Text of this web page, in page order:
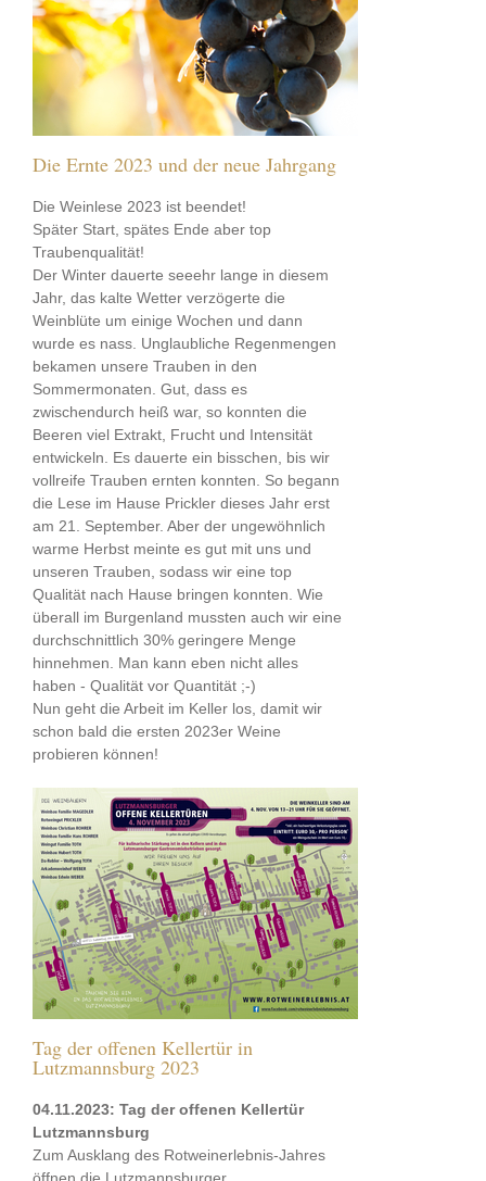
Die Ernte 2023 und der neue Jahrgang
Die Weinlese 2023 ist beendet!
Später Start, spätes Ende aber top
Traubenqualität!
Der Winter dauerte seeehr lange in diesem
Jahr, das kalte Wetter verzögerte die
Weinblüte um einige Wochen und dann
wurde es nass. Unglaubliche Regenmengen
bekamen unsere Trauben in den
Sommermonaten. Gut, dass es
zwischendurch heiß war, so konnten die
Beeren viel Extrakt, Frucht und Intensität
entwickeln. Es dauerte ein bisschen, bis wir
vollreife Trauben ernten konnten. So begann
die Lese im Hause Prickler dieses Jahr erst
am 21. September. Aber der ungewöhnlich
warme Herbst meinte es gut mit uns und
unseren Trauben, sodass wir eine top
Qualität nach Hause bringen konnten. Wie
überall im Burgenland mussten auch wir eine
durchschnittlich 30% geringere Menge
hinnehmen. Man kann eben nicht alles
haben - Qualität vor Quantität ;-)
Nun geht die Arbeit im Keller los, damit wir
schon bald die ersten 2023er Weine
probieren können!
Tag der offenen Kellertür in
Lutzmannsburg 2023
04.11.2023: Tag der offenen Kellertür
Lutzmannsburg
Zum Ausklang des Rotweinerlebnis-Jahres